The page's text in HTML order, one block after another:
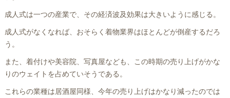
成人式は一つの産業で、その経済波及効果は大きいように感じる。
成人式がなくなれば、おそらく着物業界はほとんどが倒産するだろ
う。
また、着付けや美容院、写真屋なども、この時期の売り上げがかな
りのウェイトを占めていそうである。
これらの業種は居酒屋同様、今年の売り上げはかなり減ったのでは